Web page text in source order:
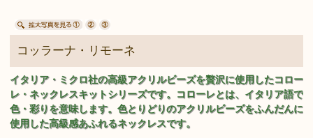
コッラーナ・リモーネ
イタリア・ミクロ社の高級アクリルビーズを贅沢に使用したコロー
レ・ネックレスキットシリーズです。コローレとは、イタリア語で
色・彩りを意味します。色とりどりのアクリルビーズをふんだんに
使用した高級感あふれるネックレスです。